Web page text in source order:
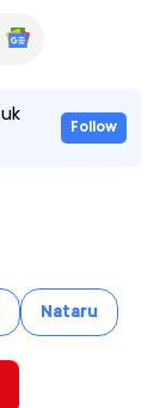
Follow
Nataru